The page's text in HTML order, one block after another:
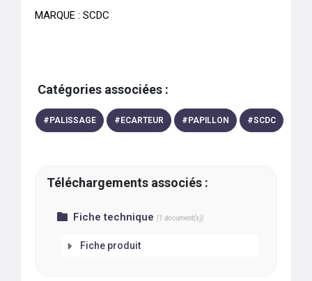
MARQUE : SCDC
Catégories associées :
# PALISSAGE # ECARTEUR # PAPILLON #SCDC
Téléchargements associés :
Fiche technique (1 document(s))
Fiche produit